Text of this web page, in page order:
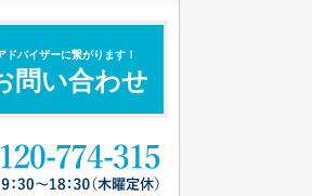
ドバイザーに繋がります！
問い合わせ